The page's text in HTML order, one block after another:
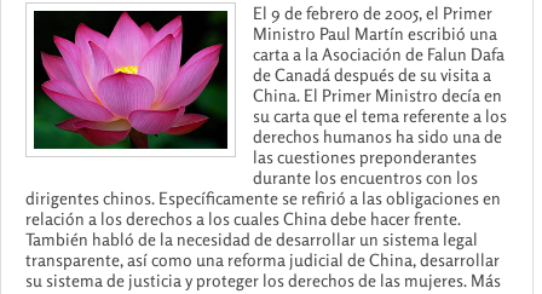
El 9 de febrero de 2005, el Primer
Ministro Paul Martín escribió una
carta a la Asociación de Falun Dafa
de Canadá después de su visita a
China. El Primer Ministro decía en
su carta que el tema referente a los
derechos humanos ha sido una de
las cuestiones preponderantes
durante los encuentros con los
dirigentes chinos. Específicamente se refirió a las obligaciones en
relación a los derechos a los cuales China debe hacer frente.
También habló de la necesidad de desarrollar un sistema legal
transparente, así como una reforma judicial de China, desarrollar
su sistema de justicia y proteger los derechos de las mujeres. Más